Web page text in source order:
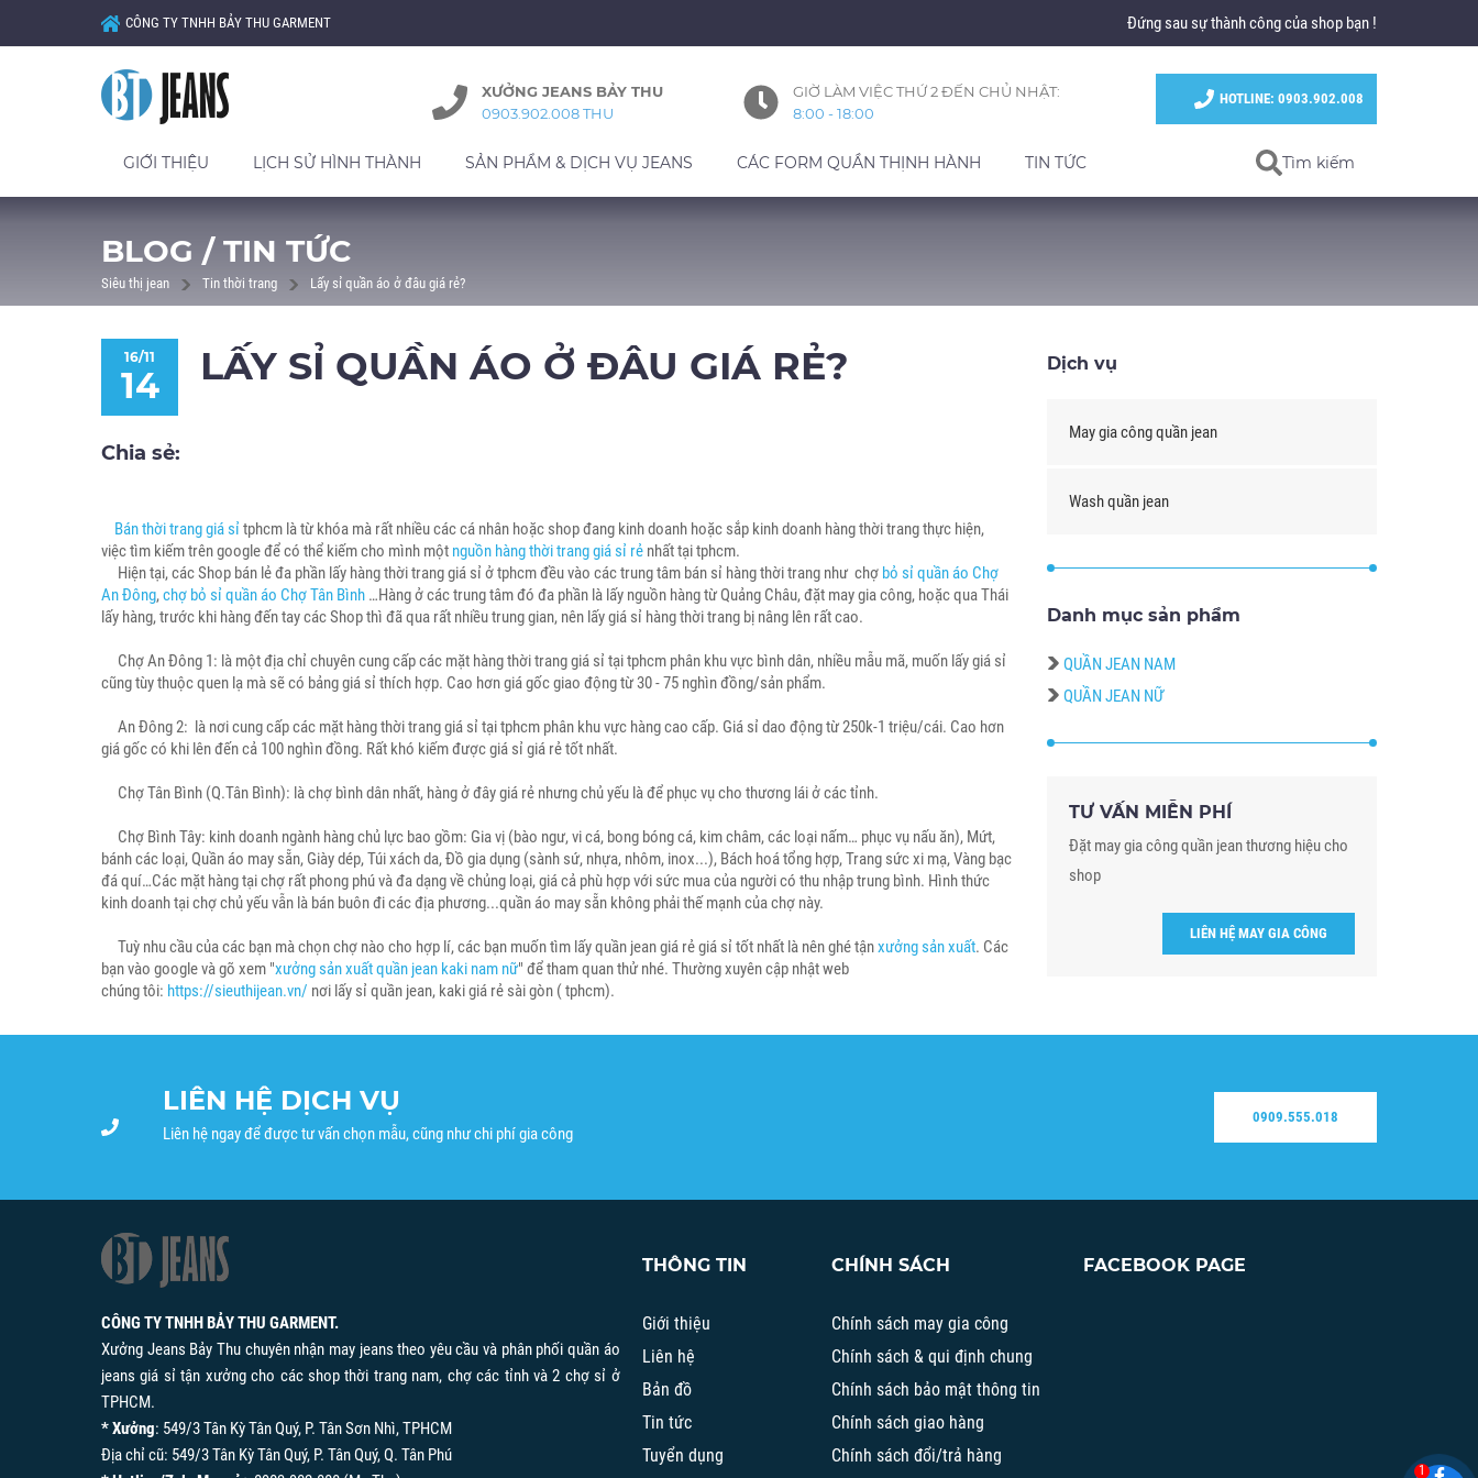
CÔNG TY TNHH BẢY THU GARMENT Đứng sau sự thành công của shop bạn !
XƯỞNG JEANS BẢY THU
0903.902.008 THU
GIỜ LÀM VIỆC THỨ 2 ĐẾN CHỦ NHẬT:
8:00 - 18:00
HOTLINE: 0903.902.008
GIỚI THIỆU LỊCH SỬ HÌNH THÀNH SẢN PHẨM & DỊCH VỤ JEANS CÁC FORM QUẦN THỊNH HÀNH TIN TỨC Tìm kiếm
BLOG / TIN TỨC
Siêu thị jean Tin thời trang Lấy sỉ quần áo ở đâu giá rẻ?
16/11
14 LẤY SỈ QUẦN ÁO Ở ĐÂU GIÁ RẺ?
Chia sẻ:
Bán thời trang giá sỉ tphcm là từ khóa mà rất nhiều các cá nhân hoặc shop đang kinh doanh hoặc sắp kinh doanh hàng thời trang thực hiện,
việc tìm kiếm trên google để có thể kiếm cho mình một nguồn hàng thời trang giá sỉ rẻ nhất tại tphcm.
Hiện tại, các Shop bán lẻ đa phần lấy hàng thời trang giá sỉ ở tphcm đều vào các trung tâm bán sỉ hàng thời trang như chợ bỏ sỉ quần áo Chợ
An Đông,chợ bỏ sỉ quần áo Chợ Tân Bình …Hàng ở các trung tâm đó đa phần là lấy nguồn hàng từ Quảng Châu, đặt may gia công, hoặc qua Thái
lấy hàng, trước khi hàng đến tay các Shop thì đã qua rất nhiều trung gian, nên lấy giá sỉ hàng thời trang bị nâng lên rất cao.
Chợ An Đông 1: là một địa chỉ chuyên cung cấp các mặt hàng thời trang giá sỉ tại tphcm phân khu vực bình dân, nhiều mẫu mã, muốn lấy giá sỉ
cũng tùy thuộc quen lạ mà sẽ có bảng giá sỉ thích hợp. Cao hơn giá gốc giao động từ 30 - 75 nghìn đồng/sản phẩm.
An Đông 2: là nơi cung cấp các mặt hàng thời trang giá sỉ tại tphcm phân khu vực hàng cao cấp. Giá sỉ dao động từ 250k-1 triệu/cái. Cao hơn
giá gốc có khi lên đến cả 100 nghìn đồng. Rất khó kiếm được giá sỉ giá rẻ tốt nhất.
Chợ Tân Bình (Q.Tân Bình): là chợ bình dân nhất, hàng ở đây giá rẻ nhưng chủ yếu là để phục vụ cho thương lái ở các tỉnh.
Chợ Bình Tây: kinh doanh ngành hàng chủ lực bao gồm: Gia vị (bào ngư, vi cá, bong bóng cá, kim châm, các loại nấm… phục vụ nấu ăn), Mứt,
bánh các loại, Quần áo may sẵn, Giày dép, Túi xách da, Đồ gia dụng (sành sứ, nhựa, nhôm, inox...), Bách hoá tổng hợp, Trang sức xi mạ, Vàng bạc
đá quí…Các mặt hàng tại chợ rất phong phú và đa dạng về chủng loại, giá cả phù hợp với sức mua của người có thu nhập trung bình. Hình thức
kinh doanh tại chợ chủ yếu vẫn là bán buôn đi các địa phương...quần áo may sẵn không phải thế mạnh của chợ này.
Tuỳ nhu cầu của các bạn mà chọn chợ nào cho hợp lí, các bạn muốn tìm lấy quần jean giá rẻ giá sỉ tốt nhất là nên ghé tậnxưởng sản xuất. Các
bạn vào google và gõ xem "xưởng sản xuất quần jean kaki nam nữ" để tham quan thử nhé. Thường xuyên cập nhật web
chúng tôi: https://sieuthijean.vn/ nơi lấy sỉ quần jean, kaki giá rẻ sài gòn ( tphcm).
Dịch vụ
May gia công quần jean
Wash quần jean
Danh mục sản phẩm
QUẦN JEAN NAM
QUẦN JEAN NỮ
TƯ VẤN MIỄN PHÍ
Đặt may gia công quần jean thương hiệu cho
shop
LIÊN HỆ MAY GIA CÔNG
LIÊN HỆ DỊCH VỤ
Liên hệ ngay để được tư vấn chọn mẫu, cũng như chi phí gia công
0909.555.018
CÔNG TY TNHH BẢY THU GARMENT.
Xưởng Jeans Bảy Thu chuyên nhận may jeans theo yêu cầu và phân phối quần áo
jeans giá sỉ tận xưởng cho các shop thời trang nam, chợ các tỉnh và 2 chợ sỉ ở
TPHCM.
* Xưởng: 549/3 Tân Kỳ Tân Quý, P. Tân Sơn Nhì, TPHCM
Địa chỉ cũ: 549/3 Tân Kỳ Tân Quý, P. Tân Quý, Q. Tân Phú
THÔNG TIN
Giới thiệu
Liên hệ
Bản đồ
Tin tức
Tuyển dụng
CHÍNH SÁCH
Chính sách may gia công
Chính sách & qui định chung
Chính sách bảo mật thông tin
Chính sách giao hàng
Chính sách đổi/trả hàng
FACEBOOK PAGE
1